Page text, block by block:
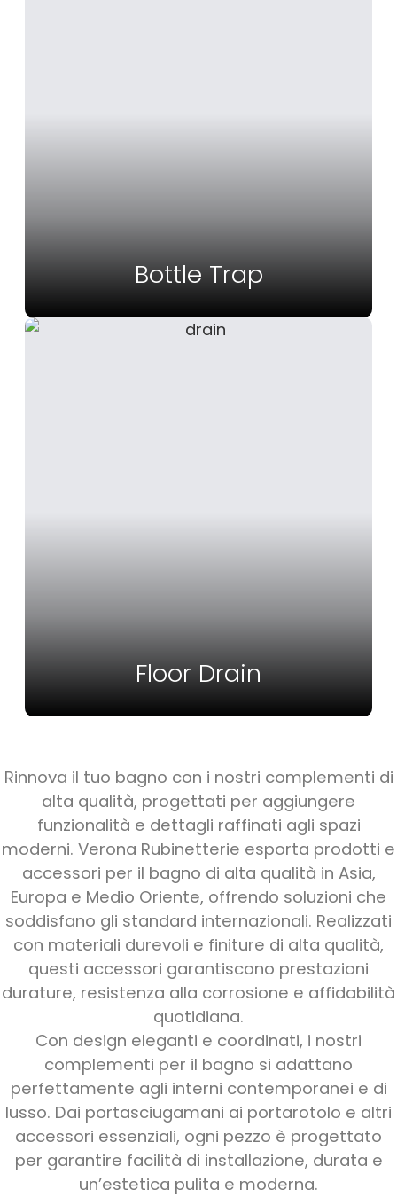
Bottle Trap
Floor Drain
Rinnova il tuo bagno con i nostri complementi di
alta qualità, progettati per aggiungere
funzionalità e dettagli raffinati agli spazi
moderni. Verona Rubinetterie esporta prodotti e
accessori per il bagno di alta qualità in Asia,
Europa e Medio Oriente, offrendo soluzioni che
soddisfano gli standard internazionali. Realizzati
con materiali durevoli e finiture di alta qualità,
questi accessori garantiscono prestazioni
durature, resistenza alla corrosione e affidabilità
quotidiana.
Con design eleganti e coordinati, i nostri
complementi per il bagno si adattano
perfettamente agli interni contemporanei e di
lusso. Dai portasciugamani ai portarotolo e altri
accessori essenziali, ogni pezzo è progettato
per garantire facilità di installazione, durata e
un’estetica pulita e moderna.